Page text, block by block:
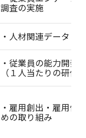
調査の実施
・人材関連データ
・従業員の能力開発
（１人当たりの研修
・雇用創出・雇用促
めの取り組み